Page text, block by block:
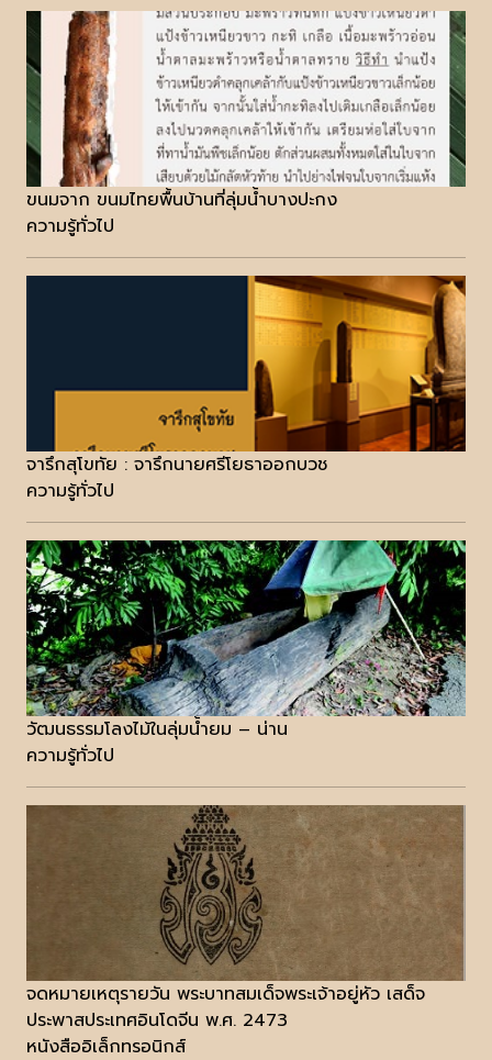
ขนมจาก ขนมไทยพื้นบ้านที่ลุ่มน้ำบางปะกง
ความรู้ทั่วไป
จารึกสุโขทัย : จารึกนายศรีโยธาออกบวช
ความรู้ทั่วไป
วัฒนธรรมโลงไม้ในลุ่มน้ำยม – น่าน
ความรู้ทั่วไป
จดหมายเหตุรายวัน พระบาทสมเด็จพระเจ้าอยู่หัว เสด็จ
ประพาสประเทศอินโดจีน พ.ศ. 2473
หนังสืออิเล็กทรอนิกส์